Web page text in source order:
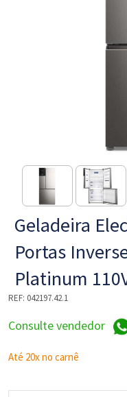
Geladeira
Portas
Platinum
REF: 042197.42.1
Consulte vendedor
Até 20x no carnê